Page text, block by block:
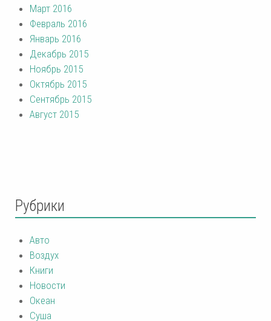
Март 2016
Февраль 2016
Январь 2016
Декабрь 2015
Ноябрь 2015
Октябрь 2015
Сентябрь 2015
Август 2015
Рубрики
Авто
Воздух
Книги
Новости
Океан
Суша